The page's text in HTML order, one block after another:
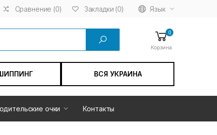
Сравнение (0) Закладки (0) Язык
0
Корзина
ВСЯ УКРАИНА
очки Контакты